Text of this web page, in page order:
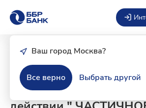
Ваш город Москва?
Все верно Выбрать другой
Новости депозитария о
предстоящем